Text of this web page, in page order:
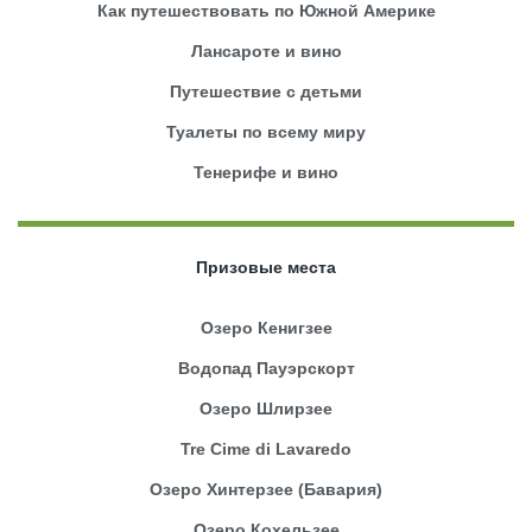
Как путешествовать по Южной Америке
Лансароте и вино
Путешествие с детьми
Туалеты по всему миру
Тенерифе и вино
Призовые места
Озеро Кенигзее
Водопад Пауэрскорт
Озеро Шлирзее
Tre Cime di Lavaredo
Озеро Хинтерзее (Бавария)